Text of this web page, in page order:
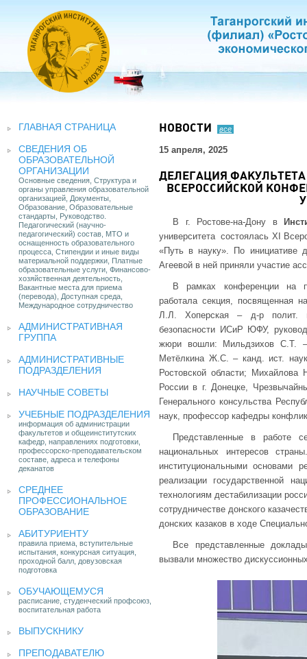
ГЛАВНАЯ СТРАНИЦА
СВЕДЕНИЯ ОБ
ОБРАЗОВАТЕЛЬНОЙ
ОРГАНИЗАЦИИ
Основные сведения, Структура и
органы управления образовательной
организацией, Документы,
Образование, Образовательные
стандарты, Руководство.
Педагогический (научно-
педагогический) состав, МТО и
оснащенность образовательного
процесса, Стипендии и иные виды
материальной поддержки, Платные
образовательные услуги, Финансово-
хозяйственная деятельность,
Вакантные места для приема
(перевода), Доступная среда,
Международное сотрудничество
АДМИНИСТРАТИВНАЯ
ГРУППА
АДМИНИСТРАТИВНЫЕ
ПОДРАЗДЕЛЕНИЯ
НАУЧНЫЕ СОВЕТЫ
УЧЕБНЫЕ ПОДРАЗДЕЛЕНИЯ
информация об администрации
факультетов и общеинститутских
кафедр, направлениях подготовки,
профессорско-преподавательском
составе, адреса и телефоны
деканатов
СРЕДНЕЕ
ПРОФЕССИОНАЛЬНОЕ
ОБРАЗОВАНИЕ
АБИТУРИЕНТУ
правила приема, вступительные
испытания, конкурсная ситуация,
проходной балл, довузовская
подготовка
ОБУЧАЮЩЕМУСЯ
расписание, студенческий профсоюз,
воспитательная работа
ВЫПУСКНИКУ
ПРЕПОДАВАТЕЛЮ
НОВОСТИ все
15 апреля, 2025
ДЕЛЕГАЦИЯ
ВСЕРОССИЙСКОЙ
В г. Ростове-на-Дону в
университета состоялась XI
«Путь в науку». По инициативе
Агеевой в ней приняли участие
В рамках конференции на
работала секция, посвященная
Л.Л. Хоперская – д-р полит.
безопасности ИСиР ЮФУ,
жюри вошли: Мильдзихов С.Т. –
Метёлкина Ж.С. – канд. ист.
Ростовской области;
России в г. Донецке,
Генерального консульства
наук, профессор кафедры
Представленные в работе
национальных интересов
институциональными основами
реализации государственной
технологиям дестабилизации
сотрудничестве донского
донских казаков в ходе
Все представленные
вызвали множество